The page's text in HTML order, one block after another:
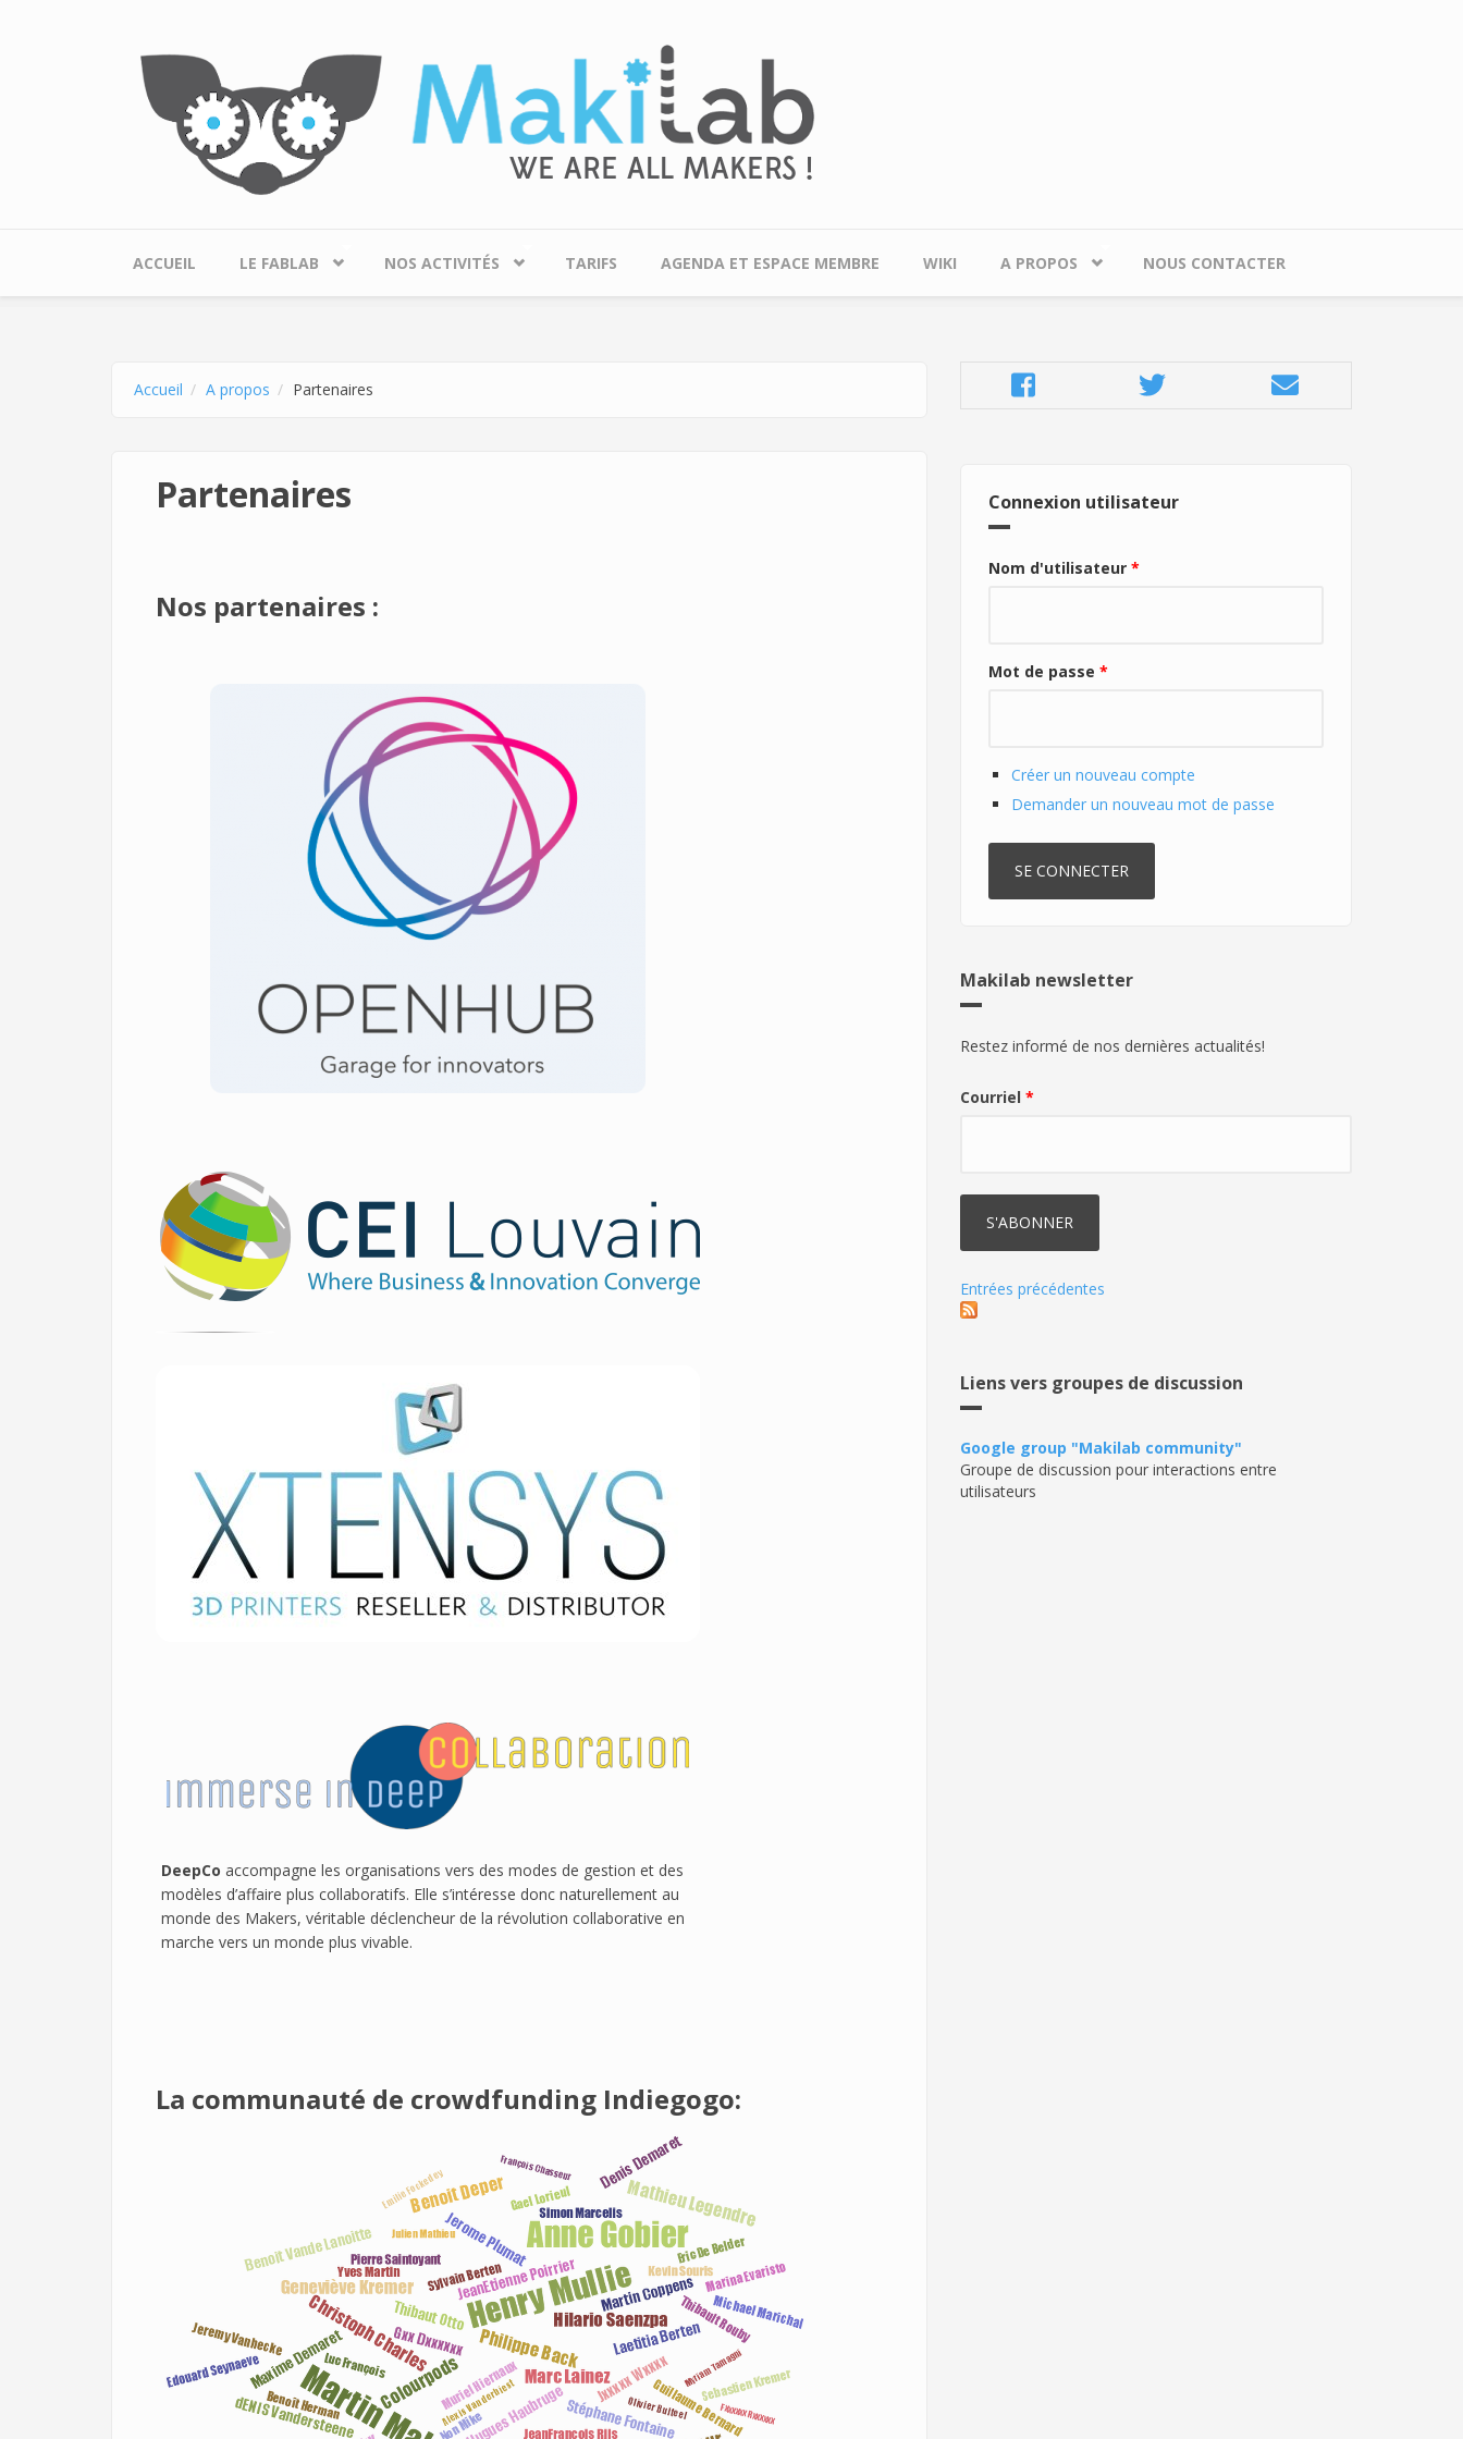
ACCUEIL LE FABLAB NOS ACTIVITÉS TARIFS AGENDA ET ESPACE MEMBRE WIKI A PROPOS NOUS CONTACTER
Accueil A propos Partenaires
Partenaires
Nos partenaires :
DeepCo accompagne les organisations vers des modes de gestion et des
modèles d’affaire plus collaboratifs. Elle s’intéresse donc naturellement au
monde des Makers, véritable déclencheur de la révolution collaborative en
marche vers un monde plus vivable.
La communauté de crowdfunding Indiegogo:
Connexion utilisateur
Nom d'utilisateur *
Mot de passe *
Créer un nouveau compte
Demander un nouveau mot de passe
Makilab newsletter
Restez informé de nos dernières actualités!
Courriel *
Entrées précédentes
Liens vers groupes de discussion
Google group "Makilab community"
Groupe de discussion pour interactions entre
utilisateurs